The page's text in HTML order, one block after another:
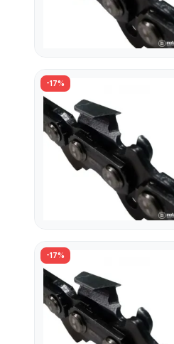
-17%
-17%